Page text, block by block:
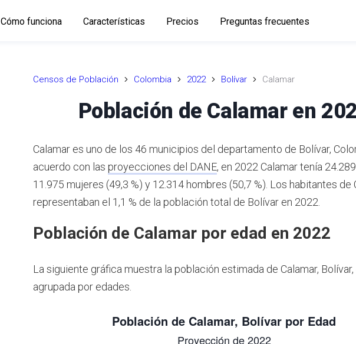
Cómo funciona Características Precios Preguntas frecuentes
Censos de Población Colombia 2022 Bolívar Calamar
Población de Calamar en
Calamar es uno de los 46 municipios del departamento de Bolívar,
acuerdo con las proyecciones del DANE, en 2022 Calamar tenía
11.975 mujeres (49,3 %) y 12.314 hombres (50,7 %). Los habitantes de
representaban el 1,1 % de la población total de Bolívar en 2022.
Población de Calamar por edad en 2022
La siguiente gráfica muestra la población estimada de Calamar,
agrupada por edades.